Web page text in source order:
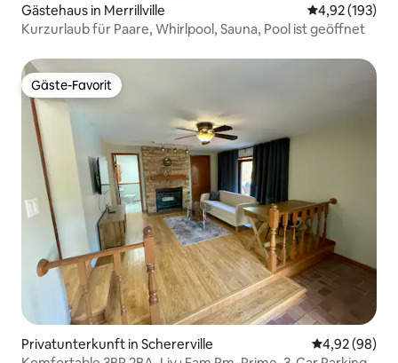
Gästehaus in Merrillville
4,92 (193)
Kurzurlaub für Paare, Whirlpool, Sauna, Pool ist geöffnet
Gäste-Favorit
Gäste-Favorit
Privatunterkunft in Schererville
4,92 (98)